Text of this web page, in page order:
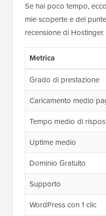
Se hai poco tempo,
mie scoperte e del
recensione di Hostinger.
Metrica
Grado di prestazione
Caricamento medio
Tempo medio di
Uptime medio
Dominio Gratuito
Supporto
WordPress con 1 clic